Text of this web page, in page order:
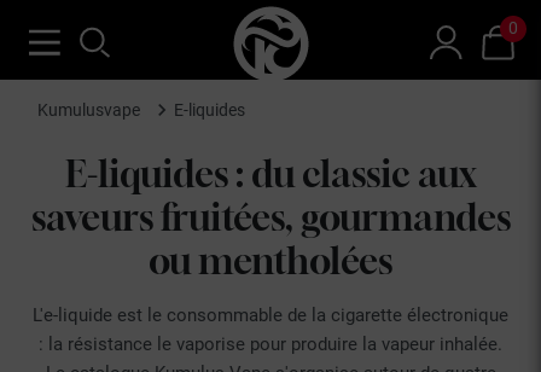
0
Kumulusvape E-liquides
E-liquides : du classic aux
saveurs fruitées, gourmandes
ou mentholées
L'e-liquide est le consommable de la cigarette électronique
: la résistance le vaporise pour produire la vapeur inhalée.